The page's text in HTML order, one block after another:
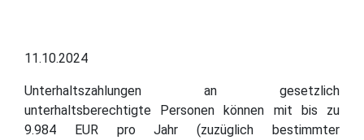
11.10.2024
Unterhaltszahlungen an gesetzlich
unterhaltsberechtigte Personen können mit bis zu
9.984 EUR pro Jahr (zuzüglich bestimmter